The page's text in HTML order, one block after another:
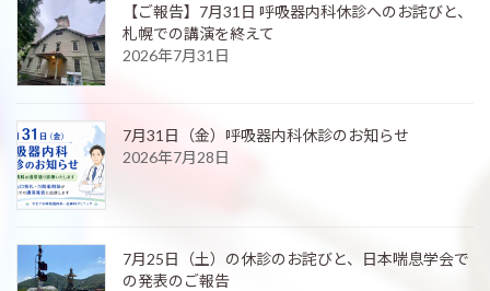
【ご報告】7月31日 呼吸器内科休診へのお詫びと、
札幌での講演を終えて
2026年7月31日
7月31日（金）呼吸器内科休診のお知らせ
2026年7月28日
7月25日（土）の休診のお詫びと、日本喘息学会で
の発表のご報告